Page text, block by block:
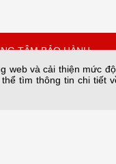
TÂM BẢO HÀNH
web và cải thiện mức
tìm thông tin chi tiết